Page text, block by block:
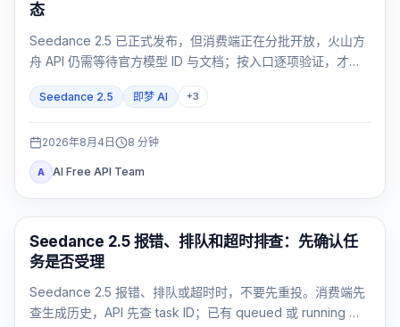
态
Seedance 2.5 已正式发布，但消费端正在分批开放，火山方
舟 API 仍需等待官方模型 ID 与文档；按入口逐项验证，才能
Seedance 2.5 即梦 AI +3
2026年8月4日 8 分钟
A AI Free API Team
AI 视频
Seedance 2.5 报错、排队和超时排查：先确认任
务是否受理
Seedance 2.5 报错、排队或超时时，不要先重投。消费端先
查生成历史，API 先查 task ID；已有 queued 或 running 任